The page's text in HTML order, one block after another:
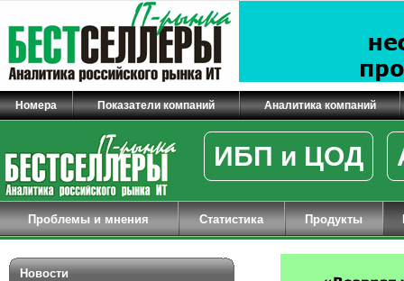
Номера Показатели компаний Аналитика компаний
ИБП и ЦОД
Проблемы и мнения Статистика Продукты
Новости